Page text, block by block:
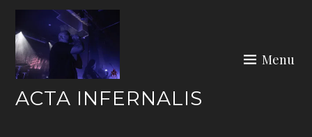
Skip
content
ACTA INFERNALIS
Menu